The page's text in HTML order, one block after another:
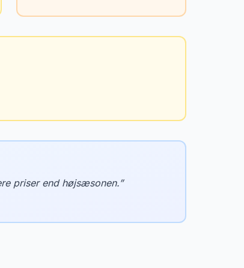
priser end højsæsonen.”